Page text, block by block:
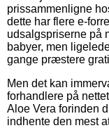
prissammenligne
dette har flere e-
udsalgspriserne på
babyer, men
gange præstere
Men det kan
forhandlere på
Aloe Vera forinden
indhente den mest